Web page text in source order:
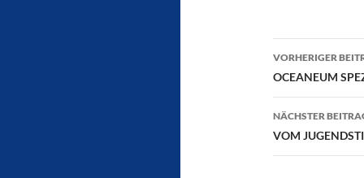
VORHERIGER
OCEANEUM
NÄCHSTER
VOM